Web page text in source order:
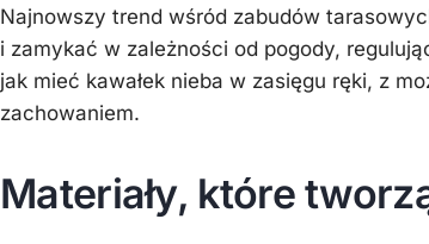
Najnowszy trend wśród zabudów
i zamykać w zależności od pogody,
jak mieć kawałek nieba w zasięgu ręki, z
zachowaniem.
Materiały, które